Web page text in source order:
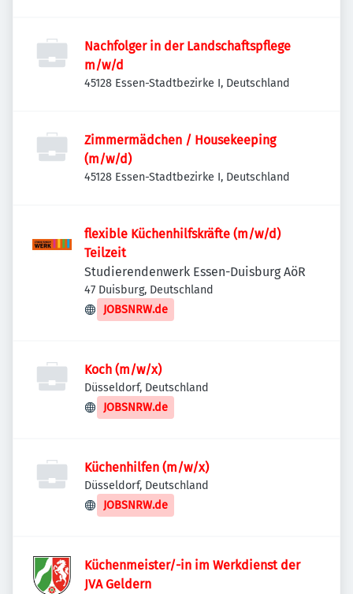
Nachfolger in der Landschaftspflege
m/w/d
45128 Essen-Stadtbezirke I, Deutschland
Zimmermädchen / Housekeeping
(m/w/d)
45128 Essen-Stadtbezirke I, Deutschland
flexible Küchenhilfskräfte (m/w/d)
Teilzeit
Studierendenwerk Essen-Duisburg AöR
47 Duisburg, Deutschland
JOBSNRW.de
Koch (m/w/x)
Düsseldorf, Deutschland
JOBSNRW.de
Küchenhilfen (m/w/x)
Düsseldorf, Deutschland
JOBSNRW.de
Küchenmeister/-in im Werkdienst der
JVA Geldern